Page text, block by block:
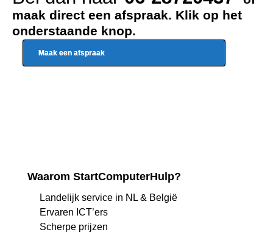
maak direct een afspraak. Klik op het
onderstaande knop.
Maak een afspraak
Waarom StartComputerHulp?
Landelijk service in NL & België
Ervaren ICT’ers
Scherpe prijzen